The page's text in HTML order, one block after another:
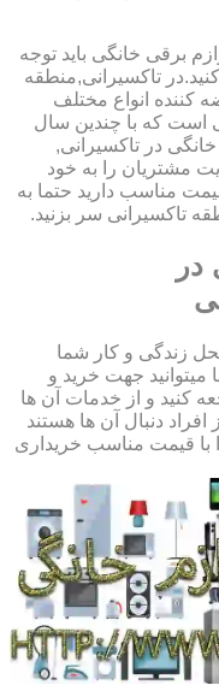
برقی خانگی باید توجه
تاکسیرانی,منطقه
کننده انواع مختلف
است که با چندین سال
در تاکسیرانی,
مشتریان را به خود
مناسب دارید حتما به
تاکسیرانی سر بزنید.
در
زندگی و کار شما
جهت خرید و
کنید و از خدمات آن ها
دنبال آن ها هستند
با قیمت مناسب خریداری